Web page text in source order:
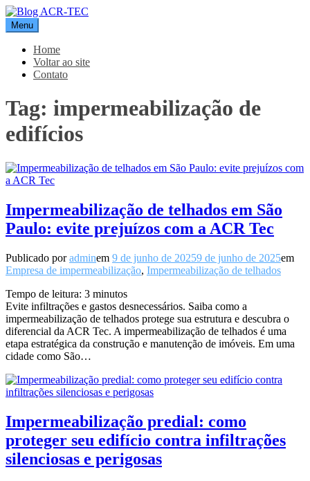
Pular
para
o
conteúdo
Blog ACR-TEC
Menu
Home
Voltar ao site
Contato
Tag: impermeabilização de
edifícios
Impermeabilização de telhados em São
Paulo: evite prejuízos com a ACR Tec
Publicado poradminem 9 de junho de 20259 de junho de 2025em
Empresa de impermeabilização, Impermeabilização de telhados
Tempo de leitura: 3 minutos
Evite infiltrações e gastos desnecessários. Saiba como a
impermeabilização de telhados protege sua estrutura e descubra o
diferencial da ACR Tec. A impermeabilização de telhados é uma
etapa estratégica da construção e manutenção de imóveis. Em uma
cidade como São…
Impermeabilização predial: como
proteger seu edifício contra infiltrações
silenciosas e perigosas